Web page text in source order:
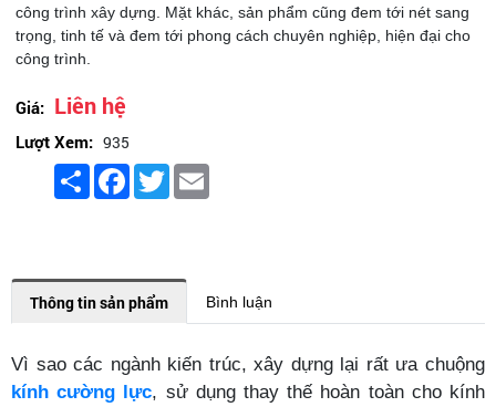
công trình xây dựng. Mặt khác, sản phẩm cũng đem tới nét sang
trọng, tinh tế và đem tới phong cách chuyên nghiệp, hiện đại cho
công trình.
Giá: Liên hệ
Lượt Xem: 935
ShareFacebook
TwitterEmail
Thông tin sản phẩm Bình luận
Vì sao các ngành kiến trúc, xây dựng lại rất ưa chuộng
kính cường lực, sử dụng thay thế hoàn toàn cho kính